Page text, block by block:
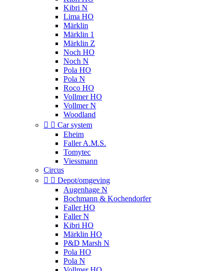
Kibri N
Lima HO
Märklin
Märklin 1
Märklin Z
Noch HO
Noch N
Pola HO
Pola N
Roco HO
Vollmer HO
Vollmer N
Woodland
  Car system
Eheim
Faller A.M.S.
Tomytec
Viessmann
Circus
  Depot/omgeving
Augenhage N
Bochmann & Kochendorfer
Faller HO
Faller N
Kibri HO
Märklin HO
P&D Marsh N
Pola HO
Pola N